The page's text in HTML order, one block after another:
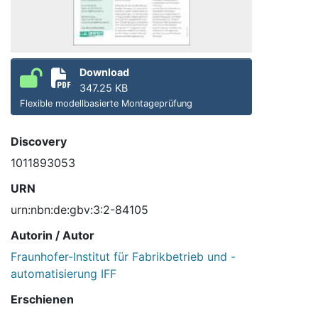
Download
347.25 KB
Flexible modellbasierte Montageprüfung
Discovery
1011893053
URN
urn:nbn:de:gbv:3:2-84105
Autorin / Autor
Fraunhofer-Institut für Fabrikbetrieb und -
automatisierung IFF
Erschienen